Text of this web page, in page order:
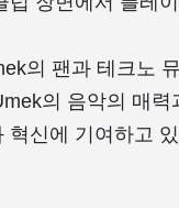
의 팬과 테크노
의 음악의 매
혁신에 기여하고